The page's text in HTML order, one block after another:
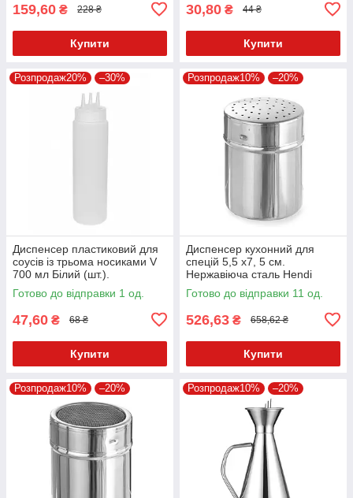
159,60 ₴ 228 ₴
Купити
30,80 ₴ 44 ₴
Купити
Розпродаж20% –30%
Диспенсер пластиковий для
соусів із трьома носиками V
700 мл Білий (шт.).
Готово до відправки 1 од.
47,60 ₴ 68 ₴
Купити
Розпродаж10% –20%
Диспенсер кухонний для
спецій 5,5 х7, 5 см.
Нержавіюча сталь Hendi
Готово до відправки 11 од.
526,63 ₴ 658,62 ₴
Купити
Розпродаж10% –20% Розпродаж10% –20%